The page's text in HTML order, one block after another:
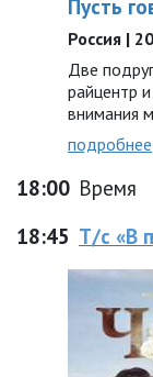
Пусть
Россия |
Две
райцентр
внимания
подробнее
18:00 Время
18:45 Т/с «В